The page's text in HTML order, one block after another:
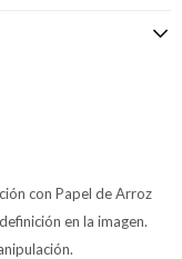
con Papel de Arroz
en la imagen.